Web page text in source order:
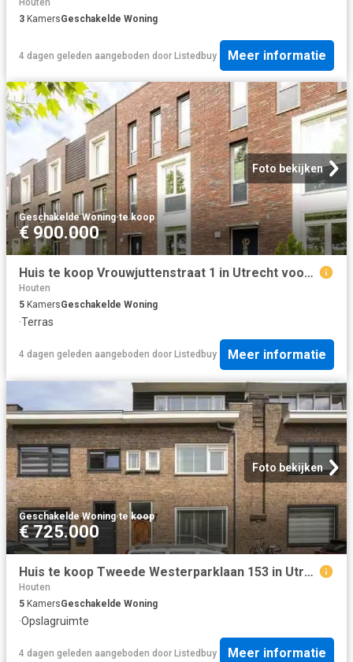
3 KamersGeschakelde Woning
4 dagen geleden aangeboden door Listedbuy Meer informatie
Foto bekijken
Geschakelde Woning·te koop
€ 900.000
Huis te koop Vrouwjuttenstraat 1 in Utrecht voor € 900.000
Houten
5 KamersGeschakelde Woning
·Terras
4 dagen geleden aangeboden door Listedbuy Meer informatie
Foto bekijken
Geschakelde Woning·te koop
€ 725.000
Huis te koop Tweede Westerparklaan 153 in Utrecht voor € 725.000
Houten
5 KamersGeschakelde Woning
·Opslagruimte
4 dagen geleden aangeboden door Listedbuy Meer informatie